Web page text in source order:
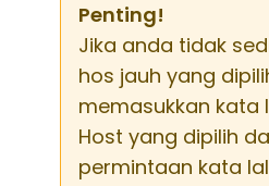
Penting!
Jika anda tidak
hos jauh yang
memasukkan kata
Host yang dipilih
permintaan kata